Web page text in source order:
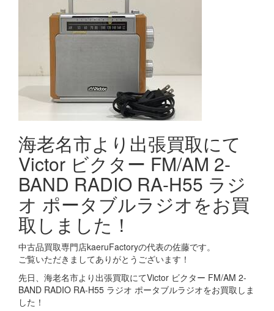
海老名市より出張買取にて
Victor ビクター FM/AM 2-
BAND RADIO RA-H55 ラジ
オ ポータブルラジオをお買
取しました！
中古品買取専門店kaeruFactoryの代表の佐藤です。
ご覧いただきましてありがとうございます！
先日、海老名市より出張買取にてVictor ビクター FM/AM 2-
BAND RADIO RA-H55 ラジオ ポータブルラジオをお買取しま
した！